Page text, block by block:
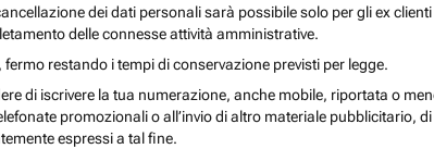
dei dati personali sarà possibile solo per gli ex
delle connesse attività amministrative.
restando i tempi di conservazione previsti per legge.
di iscrivere la tua numerazione, anche mobile, riportata o
promozionali o all’invio di altro materiale pubblicitario,
espressi a tal fine.